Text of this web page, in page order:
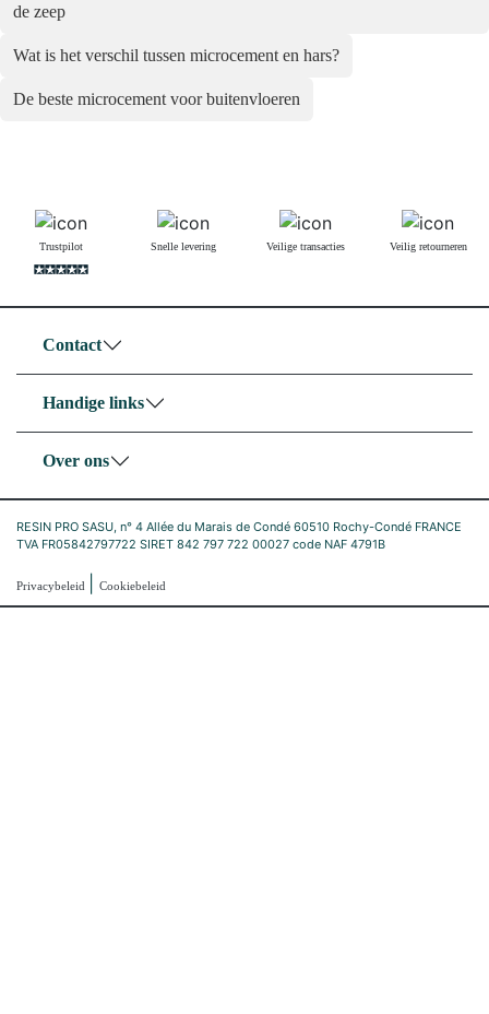
de zeep
Wat is het verschil tussen microcement en hars?
De beste microcement voor buitenvloeren
Trustpilot Snelle levering Veilige transacties Veilig retourneren
Contact
Handige links
Over ons
RESIN PRO SASU, n° 4 Allée du Marais de Condé 60510 Rochy-Condé FRANCE
TVA FR05842797722 SIRET 842 797 722 00027 code NAF 4791B
Privacybeleid Cookiebeleid